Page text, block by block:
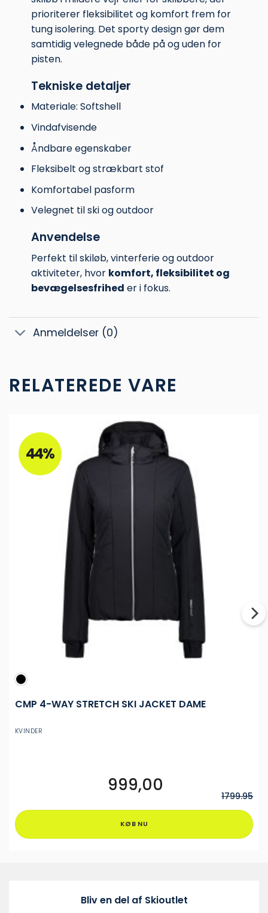
prioriterer fleksibilitet og komfort frem for
tung isolering. Det sporty design gør dem
samtidig velegnede både på og uden for
pisten.
Tekniske detaljer
Materiale: Softshell
Vindafvisende
Åndbare egenskaber
Fleksibelt og strækbart stof
Komfortabel pasform
Velegnet til ski og outdoor
Anvendelse
Perfekt til skiløb, vinterferie og outdoor
aktiviteter, hvor komfort, fleksibilitet og
bevægelsesfrihed er i fokus.
Anmeldelser (0)
RELATEREDE VARE
44%
KVINDER
CMP 4-WAY STRETCH SKI JACKET DAME
KØB NU
Dette
vare
har
flere
varesiden
1799.95
999,00
Bliv en del af Skioutlet